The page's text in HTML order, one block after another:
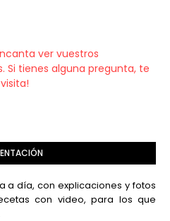
ver vuestros
Si tienes alguna pregunta, te
a día, con explicaciones y fotos
con video, para los que